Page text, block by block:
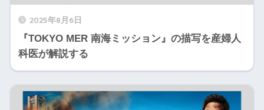
2025年8月6日
『TOKYO MER 南海ミッション』の描写を産婦人
科医が解説する